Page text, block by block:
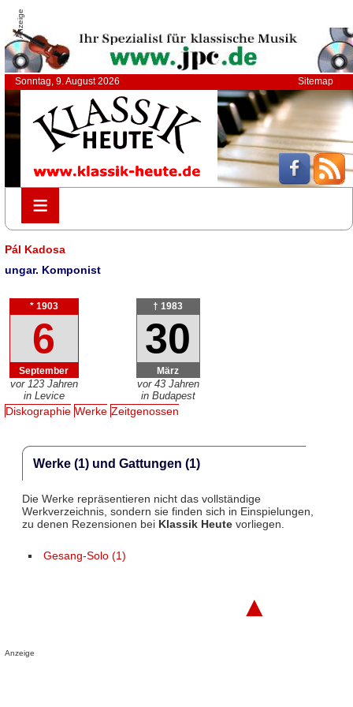
Anzeige
Sonntag, 9. August 2026 Sitemap
≡
≡
Pál Kadosa
ungar. Komponist
* 1903
6
September
vor 123 Jahren
in Levice
† 1983
30
März
vor 43 Jahren
in Budapest
Diskographie Werke Zeitgenossen
Werke (1) und Gattungen (1)
Die Werke repräsentieren nicht das vollständige
Werkverzeichnis, sondern sie finden sich in Einspielungen,
zu denen Rezensionen bei Klassik Heutevorliegen.
Gesang-Solo (1)
▲
Anzeige